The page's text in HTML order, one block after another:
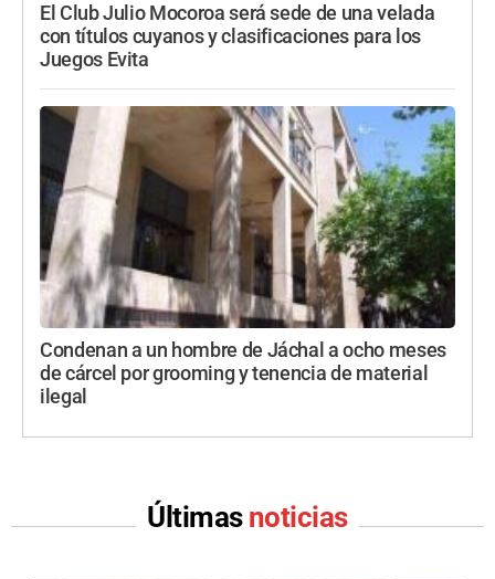
El Club Julio Mocoroa será sede de una velada
con títulos cuyanos y clasificaciones para los
Juegos Evita
Condenan a un hombre de Jáchal a ocho meses
de cárcel por grooming y tenencia de material
ilegal
Últimas noticias